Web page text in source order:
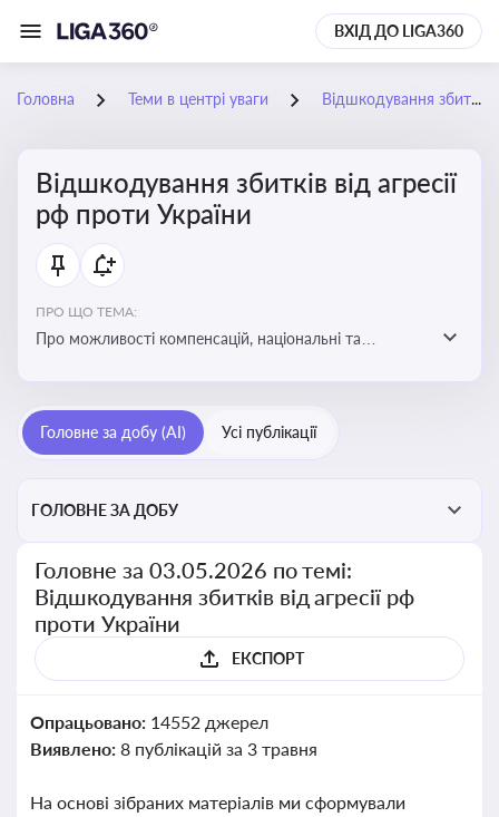
ВХІД ДО LIGA360
Головна Теми в центрі уваги Відшкодування збитків від агресії рф проти України
Відшкодування збитків від агресії
рф проти України
ПРО ЩО ТЕМА:
Про можливості компенсацій, національні та
Головне за добу (AI) Усі публікації
ГОЛОВНЕ ЗА ДОБУ
Головне за 03.05.2026 по темі:
Відшкодування збитків від агресії рф
проти України
ЕКСПОРТ
Опрацьовано: 14552 джерел
Виявлено: 8 публікацій за 3 травня
На основі зібраних матеріалів ми сформували